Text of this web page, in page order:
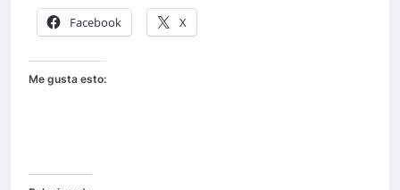
Facebook X
Me gusta esto: